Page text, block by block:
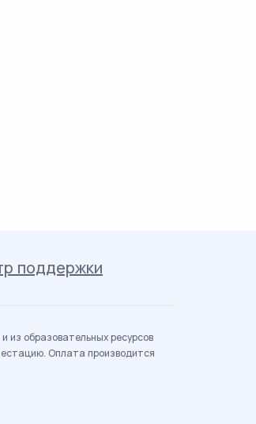
поддержки
из образовательных ресурсов
Оплата производится